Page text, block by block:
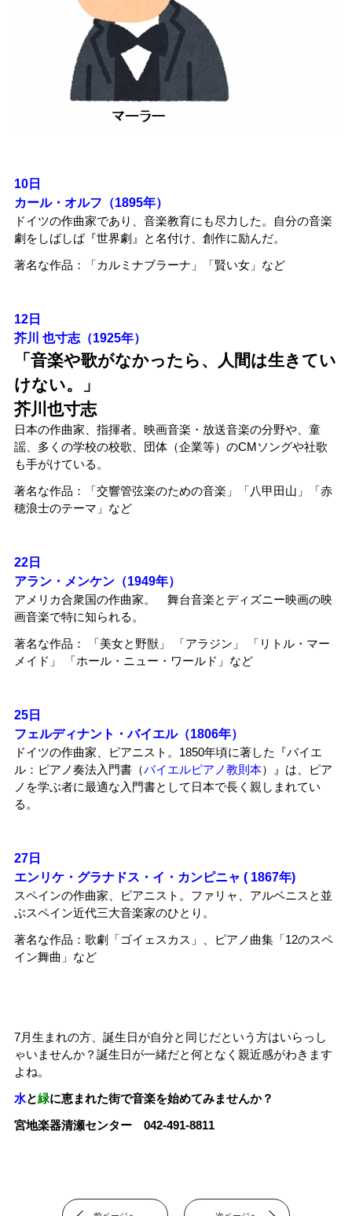
10日
カール・オルフ（1895年）
ドイツの作曲家であり、音楽教育にも尽力した。自分の音楽
劇をしばしば『世界劇』と名付け、創作に励んだ。
著名な作品：「カルミナブラーナ」「賢い女」など
12日
芥川 也寸志（1925年）
「音楽や歌がなかったら、人間は生きてい
けない。」
芥川也寸志
日本の作曲家、指揮者。映画音楽・放送音楽の分野や、童
謡、多くの学校の校歌、団体（企業等）のCMソングや社歌
も手がけている。
著名な作品：「交響管弦楽のための音楽」「八甲田山」「赤
穂浪士のテーマ」など
22日
アラン・メンケン（1949年）
アメリカ合衆国の作曲家。 舞台音楽とディズニー映画の映
画音楽で特に知られる。
著名な作品： 「美女と野獣」 「アラジン」 「リトル・マー
メイド」 「ホール・ニュー・ワールド」など
25日
フェルディナント・バイエル（1806年）
ドイツの作曲家、ピアニスト。1850年頃に著した『バイエ
ル：ピアノ奏法入門書（バイエルピアノ教則本）』は、ピア
ノを学ぶ者に最適な入門書として日本で長く親しまれてい
る。
27日
エンリケ・グラナドス・イ・カンピニャ ( 1867年)
スペインの作曲家、ピアニスト。ファリャ、アルベニスと並
ぶスペイン近代三大音楽家のひとり。
著名な作品：歌劇「ゴイェスカス」、ピアノ曲集「12のスペ
イン舞曲」など
7月生まれの方、誕生日が自分と同じだという方はいらっし
ゃいませんか？誕生日が一緒だと何となく親近感がわきます
よね。
水と緑に恵まれた街で音楽を始めてみませんか？
宮地楽器清瀬センター 042-491-8811